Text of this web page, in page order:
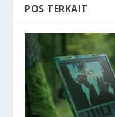
POS TERKAIT